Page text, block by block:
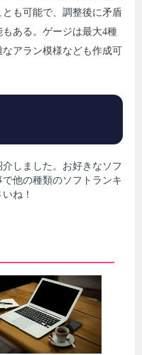
も可能で、調整後に矛盾
ある。ゲージは最大4種
アラン模様なども作成可
しました。お好きなソフ
他の種類のソフトランキ
ね！